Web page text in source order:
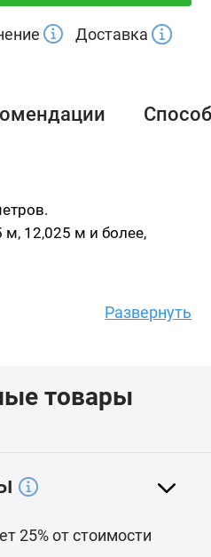
Доставка
12,025 м и более,
фундамента из бруса
дуг-ферм,
снаружи и внутри
фермами - 1 метр.
- по запросу.
Развернуть
товары
25% от стоимости